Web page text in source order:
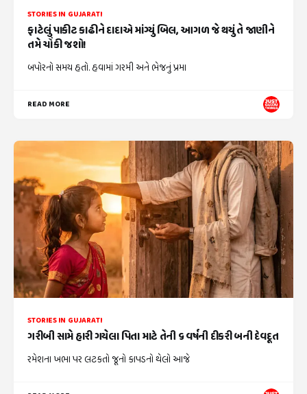
STORIES IN GUJARATI
ફાટેલું પાકીટ કાઢીને દાદાએ માંગ્યું બિલ, આગળ જે થયું તે જાણીને
તમે ચોંકી જશો!
બપોરનો સમય હતો. હવામાં ગરમી અને ભેજનું પ્રમા
READ MORE
STORIES IN GUJARATI
ગરીબી સામે હારી ગયેલા પિતા માટે તેની ૬ વર્ષની દીકરી બની દેવદૂત
રમેશના ખભા પર લટકતો જૂનો કાપડનો થેલો આજે